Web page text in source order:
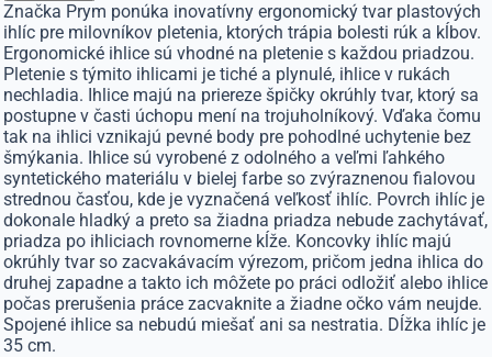
Značka Prym ponúka inovatívny ergonomický tvar plastových
ihlíc pre milovníkov pletenia, ktorých trápia bolesti rúk a kĺbov.
Ergonomické ihlice sú vhodné na pletenie s každou priadzou.
Pletenie s týmito ihlicami je tiché a plynulé, ihlice v rukách
nechladia. Ihlice majú na priereze špičky okrúhly tvar, ktorý sa
postupne v časti úchopu mení na trojuholníkový. Vďaka čomu
tak na ihlici vznikajú pevné body pre pohodlné uchytenie bez
šmýkania. Ihlice sú vyrobené z odolného a veľmi ľahkého
syntetického materiálu v bielej farbe so zvýraznenou fialovou
strednou časťou, kde je vyznačená veľkosť ihlíc. Povrch ihlíc je
dokonale hladký a preto sa žiadna priadza nebude zachytávať,
priadza po ihliciach rovnomerne kĺže. Koncovky ihlíc majú
okrúhly tvar so zacvakávacím výrezom, pričom jedna ihlica do
druhej zapadne a takto ich môžete po práci odložiť alebo ihlice
počas prerušenia práce zacvaknite a žiadne očko vám neujde.
Spojené ihlice sa nebudú miešať ani sa nestratia. Dĺžka ihlíc je
35 cm.